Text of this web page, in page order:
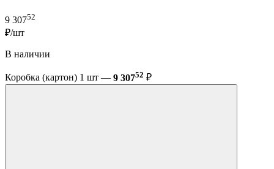
9 30752
₽/шт
В наличии
Коробка (картон) 1 шт — 9 30752 ₽